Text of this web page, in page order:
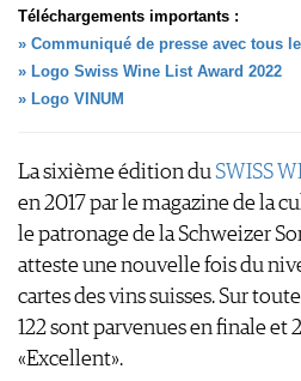
AVANTAGES
GUIDE MILLÉSIMES
ABONNER
RECHERCHE VINS
GUIDE DU VIGNOBLE
WINE TRADE CLUB
OFFRES D'EMPLOIS
PUBLICITÉ
PRESSE
MENTIONS LÉGALES
CGV & PROTECTION DES
Téléchargements importants :
» Communiqué de presse avec tous
» Logo Swiss Wine List Award 2022
» Logo VINUM
La sixième édition duSWISS
en 2017 par le magazine de la
le patronage de la Schweizer
atteste une nouvelle fois du
cartes des vins suisses. Sur
122 sont parvenues en finale et
«Excellent».